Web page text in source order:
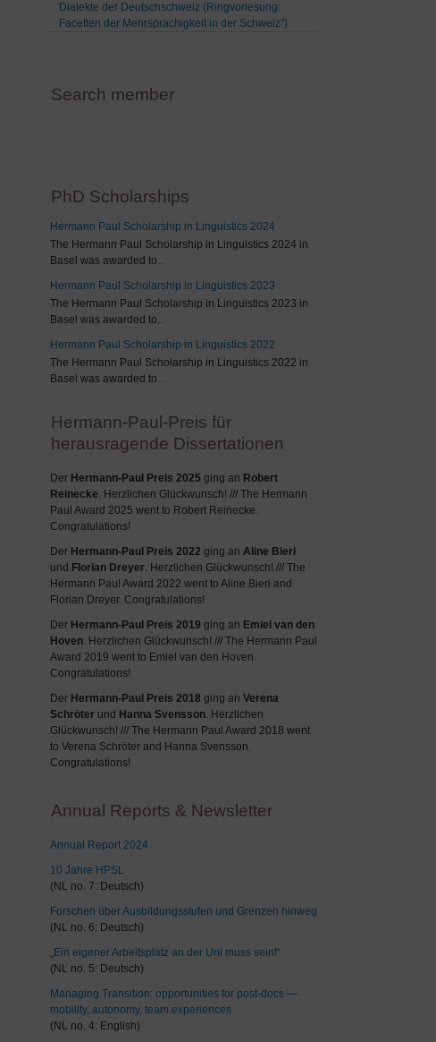
Dialekte der Deutschschweiz (Ringvorlesung:
Facetten der Mehrsprachigkeit in der Schweiz")
Search member
PhD Scholarships
Hermann Paul Scholarship in Linguistics 2024
The Hermann Paul Scholarship in Linguistics 2024 in
Basel was awarded to...
Hermann Paul Scholarship in Linguistics 2023
The Hermann Paul Scholarship in Linguistics 2023 in
Basel was awarded to...
Hermann Paul Scholarship in Linguistics 2022
The Hermann Paul Scholarship in Linguistics 2022 in
Basel was awarded to...
Hermann-Paul-Preis für
herausragende Dissertationen
Der Hermann-Paul Preis 2025 ging an Robert
Reinecke. Herzlichen Glückwunsch! /// The Hermann
Paul Award 2025 went to Robert Reinecke.
Congratulations!
Der Hermann-Paul Preis 2022 ging an Aline Bieri
und Florian Dreyer. Herzlichen Glückwunsch! /// The
Hermann Paul Award 2022 went to Aline Bieri and
Florian Dreyer. Congratulations!
Der Hermann-Paul Preis 2019 ging an Emiel van den
Hoven. Herzlichen Glückwunsch! /// The Hermann Paul
Award 2019 went to Emiel van den Hoven.
Congratulations!
Der Hermann-Paul Preis 2018 ging an Verena
Schröter und Hanna Svensson. Herzlichen
Glückwunsch! /// The Hermann Paul Award 2018 went
to Verena Schröter and Hanna Svensson.
Congratulations!
Annual Reports & Newsletter
Annual Report 2024
10 Jahre HPSL
(NL no. 7: Deutsch)
Forschen über Ausbildungsstufen und Grenzen hinweg
(NL no. 6: Deutsch)
„Ein eigener Arbeitsplatz an der Uni muss sein!“
(NL no. 5: Deutsch)
Managing Transition: opportunities for post-docs —
mobility, autonomy, team experiences
(NL no. 4: English)